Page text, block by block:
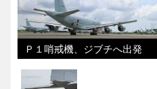
Ｐ１哨戒機、ジブチへ出発